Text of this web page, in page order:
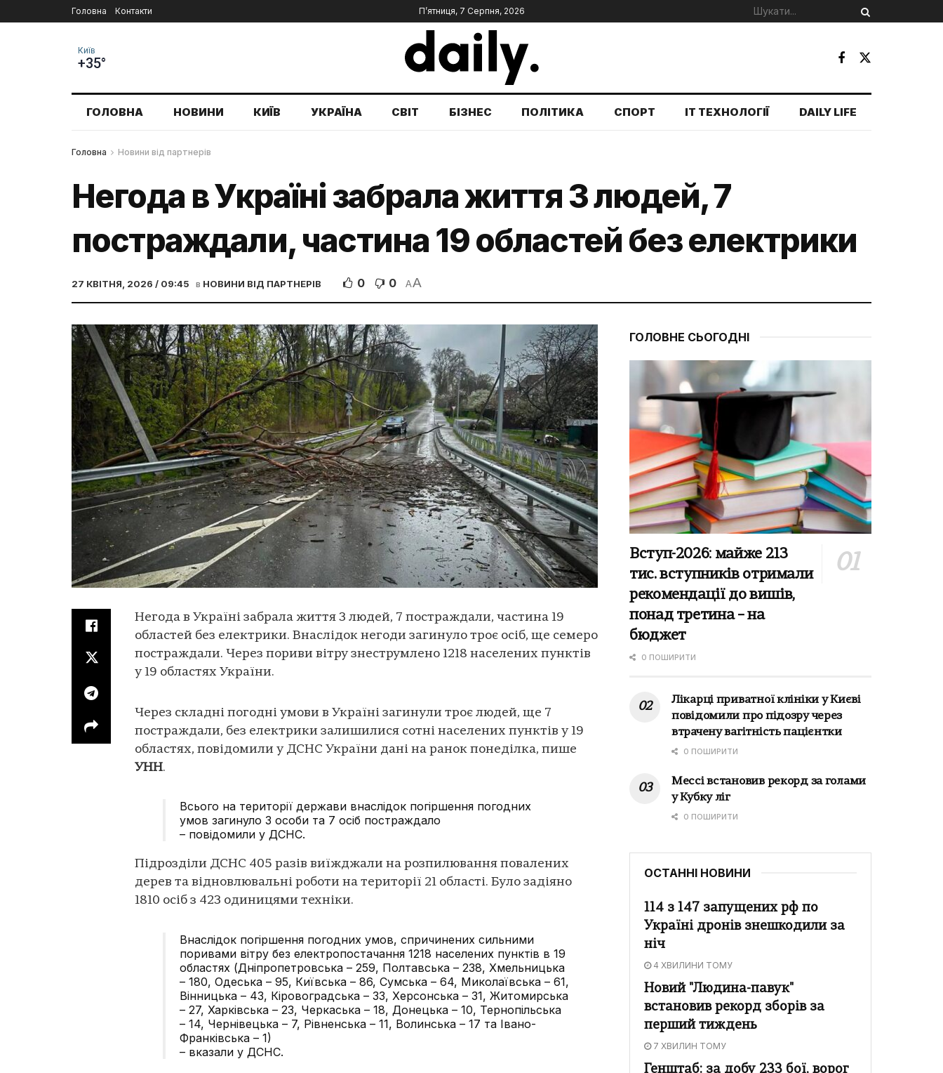
Головна Контакти П’ятниця, 7 Серпня, 2026
Київ
+35°
ГОЛОВНА НОВИНИ КИЇВ УКРАЇНА СВІТ БІЗНЕС ПОЛІТИКА СПОРТ IT ТЕХНОЛОГІЇ DAILY LIFE
Головна Новини від партнерів
Негода в Україні забрала життя 3 людей, 7
постраждали, частина 19 областей без електрики
27 КВІТНЯ, 2026 / 09:45 в НОВИНИ ВІД ПАРТНЕРІВ 0 0 AA
Негода в Україні забрала життя 3 людей, 7 постраждали, частина 19
областей без електрики. Внаслідок негоди загинуло троє осіб, ще семеро
постраждали. Через пориви вітру знеструмлено 1218 населених пунктів
у 19 областях України.
Через складні погодні умови в Україні загинули троє людей, ще 7
постраждали, без електрики залишилися сотні населених пунктів у 19
областях, повідомили у ДСНС України дані на ранок понеділка, пише
УНН.
Всього на території держави внаслідок погіршення погодних
умов загинуло 3 особи та 7 осіб постраждало
– повідомили у ДСНС.
Підрозділи ДСНС 405 разів виїжджали на розпилювання повалених
дерев та відновлювальні роботи на території 21 області. Було задіяно
1810 осіб з 423 одиницями техніки.
Внаслідок погіршення погодних умов, спричинених сильними
поривами вітру без електропостачання 1218 населених пунктів в 19
областях (Дніпропетровська – 259, Полтавська – 238, Хмельницька
– 180, Одеська – 95, Київська – 86, Сумська – 64, Миколаївська – 61,
Вінницька – 43, Кіровоградська – 33, Херсонська – 31, Житомирська
– 27, Харківська – 23, Черкаська – 18, Донецька – 10, Тернопільська
– 14, Чернівецька – 7, Рівненська – 11, Волинська – 17 та Івано-
Франківська – 1)
– вказали у ДСНС.
ГОЛОВНЕ СЬОГОДНІ
Вступ-2026: майже 213
тис. вступників отримали
рекомендації до вишів,
понад третина – на
бюджет
0 ПОШИРИТИ
Лікарці приватної клініки у Києві
повідомили про підозру через
втрачену вагітність пацієнтки
0 ПОШИРИТИ
Мессі встановив рекорд за голами
у Кубку ліг
0 ПОШИРИТИ
ОСТАННІ НОВИНИ
114 з 147 запущених рф по
Україні дронів знешкодили за
ніч
4 ХВИЛИНИ ТОМУ
Новий "Людина-павук"
встановив рекорд зборів за
перший тиждень
7 ХВИЛИН ТОМУ
Генштаб: за добу 233 бої, ворог